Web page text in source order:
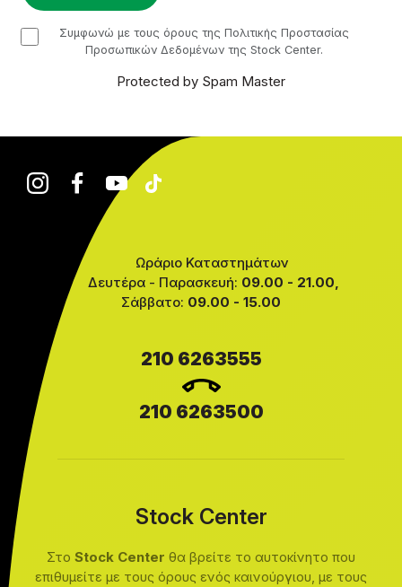
checkbox
Συμφωνώ με τους όρους της Πολιτικής Προστασίας
Προσωπικών Δεδομένων της Stock Center.
Protected by Spam Master
Ωράριο Καταστημάτων
Δευτέρα - Παρασκευή: 09.00 - 21.00,
Σάββατο: 09.00 - 15.00
210 6263555
210 6263500
Stock Center
Στο Stock Center θα βρείτε το αυτοκίνητο που
επιθυμείτε με τους όρους ενός καινούργιου, με τους